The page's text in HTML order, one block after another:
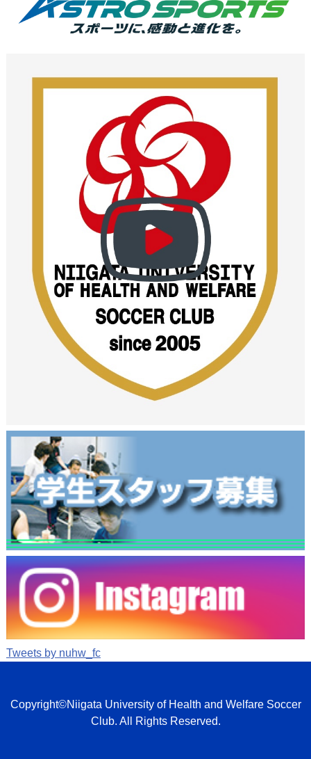
Tweets by nuhw_fc
Copyright©Niigata University of Health and Welfare Soccer
Club. All Rights Reserved.